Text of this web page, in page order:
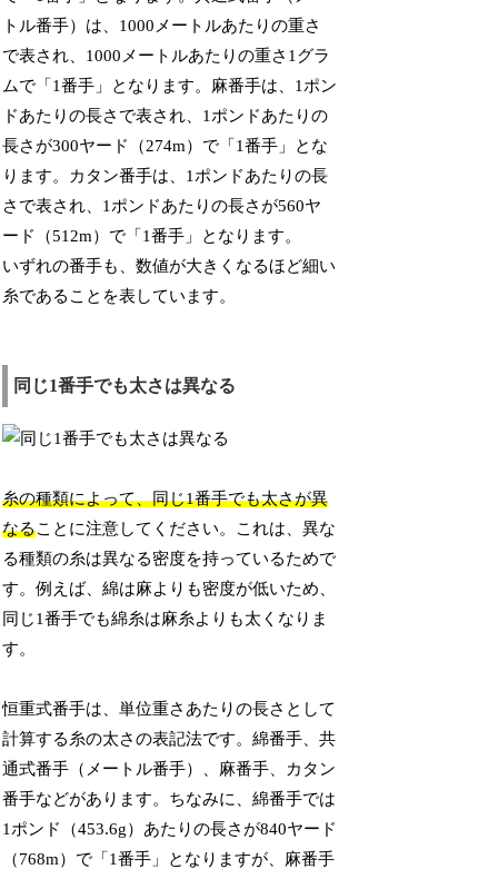
トル番手）は、1000メートルあたりの重さ
で表され、1000メートルあたりの重さ1グラ
ムで「1番手」となります。麻番手は、1ポン
ドあたりの長さで表され、1ポンドあたりの
長さが300ヤード（274m）で「1番手」とな
ります。カタン番手は、1ポンドあたりの長
さで表され、1ポンドあたりの長さが560ヤ
ード（512m）で「1番手」となります。
いずれの番手も、数値が大きくなるほど細い
糸であることを表しています。
同じ1番手でも太さは異なる
糸の種類によって、同じ1番手でも太さが異
なることに注意してください。これは、異な
る種類の糸は異なる密度を持っているためで
す。例えば、綿は麻よりも密度が低いため、
同じ1番手でも綿糸は麻糸よりも太くなりま
す。
恒重式番手は、単位重さあたりの長さとして
計算する糸の太さの表記法です。綿番手、共
通式番手（メートル番手）、麻番手、カタン
番手などがあります。ちなみに、綿番手では
1ポンド（453.6g）あたりの長さが840ヤード
（768m）で「1番手」となりますが、麻番手